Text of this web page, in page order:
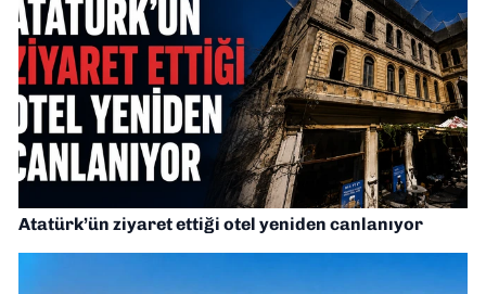
Atatürk’ün ziyaret ettiği otel yeniden canlanıyor